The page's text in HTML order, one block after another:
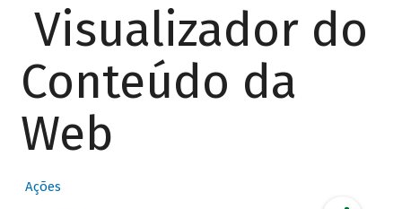
Visualizador do
Conteúdo da
Web
Ações